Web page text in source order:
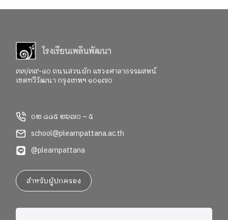
๓๓/๓๙-๔๐ ถนนสวนผัก แขวงศาลาธรรมสพน์
เขตทวีวัฒนา กรุงเทพฯ ๑๐๑๗๐
๐๒ ๘๘๕ ๒๖๗๐ – ๕
school@plearnpattana.ac.th
@plearnpattana
สำหรับผู้ปกครอง